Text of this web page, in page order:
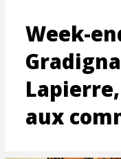
Week-
aux